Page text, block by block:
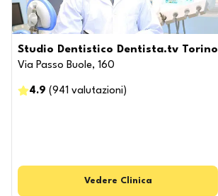
Studio Dentistico Dentista.tv Torino
Via Passo Buole, 160
4.9 (941 valutazioni )
Vedere Clinica